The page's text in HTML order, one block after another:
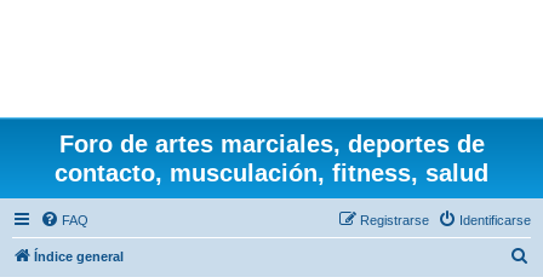
Foro de artes marciales, deportes de
contacto, musculación, fitness, salud
FAQ Identificarse
Registrarse
Índice general